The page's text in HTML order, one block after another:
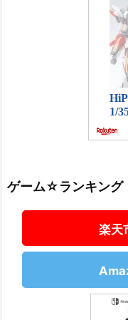
ゲーム☆ランキング
楽天